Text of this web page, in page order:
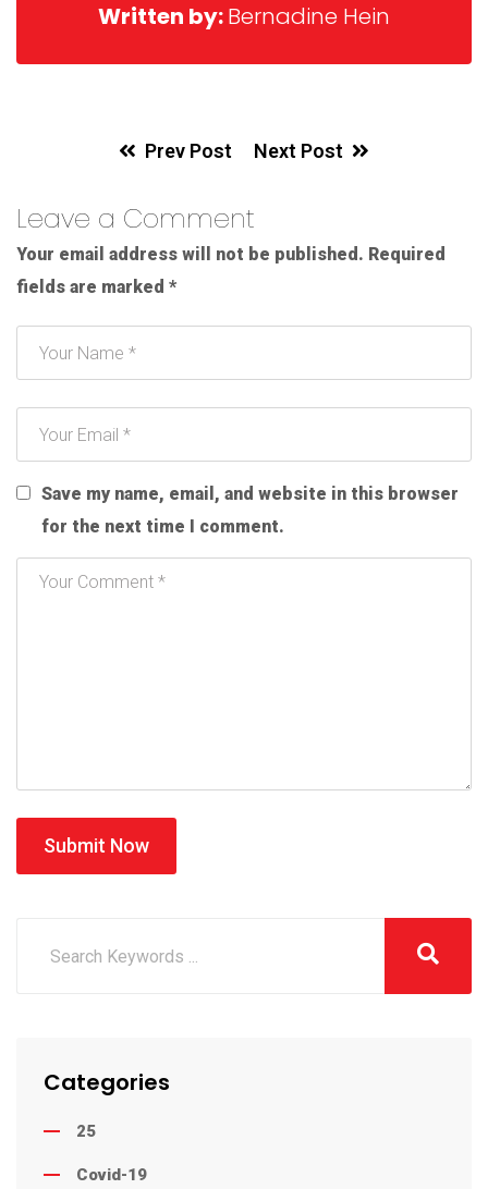
Written by:Bernadine Hein
Prev Post Next Post
Leave a Comment
Your email address will not be published. Required
fields are marked *
Save my name, email, and website in this browser
for the next time I comment.
Submit Now
Categories
25
Covid-19